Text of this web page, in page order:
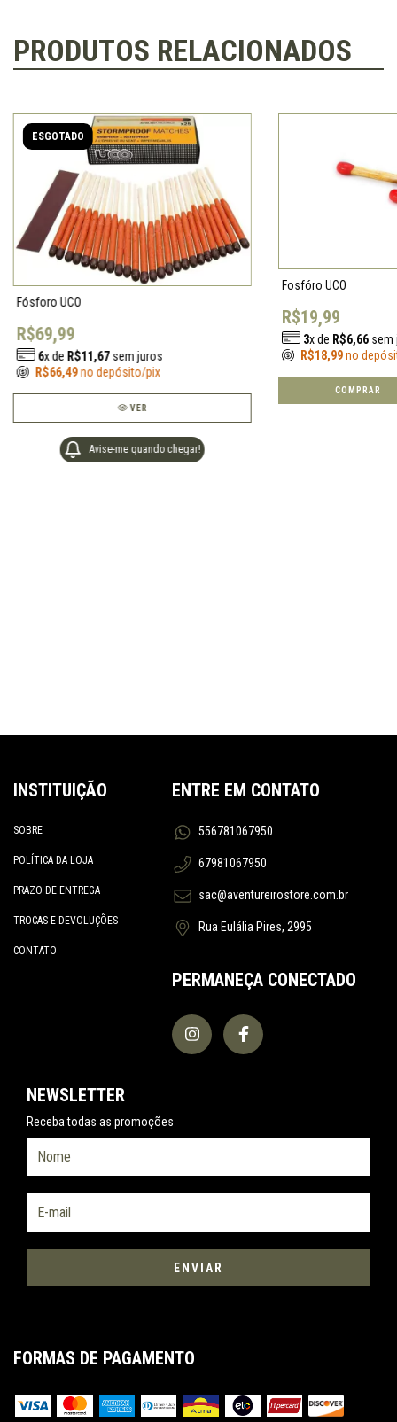
PRODUTOS RELACIONADOS
ESGOTADO
Fósforo UCO
R$69,99
6x de R$11,67sem juros
R$66,49no depósito/pix
VER
Avise-me quando chegar!
Fosfóro UCO
R$19,99
3x de R$6,66sem
R$18,99no
INSTITUIÇÃO
SOBRE
POLÍTICA DA LOJA
PRAZO DE ENTREGA
TROCAS E DEVOLUÇÕES
CONTATO
ENTRE EM CONTATO
556781067950
67981067950
sac@aventureirostore.com.br
Rua Eulália Pires, 2995
PERMANEÇA CONECTADO
NEWSLETTER
Receba todas as promoções
FORMAS DE PAGAMENTO